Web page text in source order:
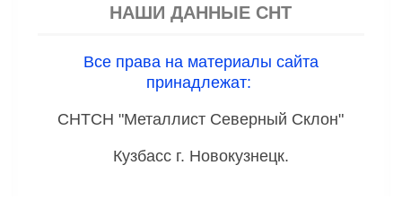
НАШИ ДАННЫЕ СНТ
Все права на материалы сайта
принадлежат:
СНТСН "Металлист Северный Склон"
Кузбасс г. Новокузнецк.